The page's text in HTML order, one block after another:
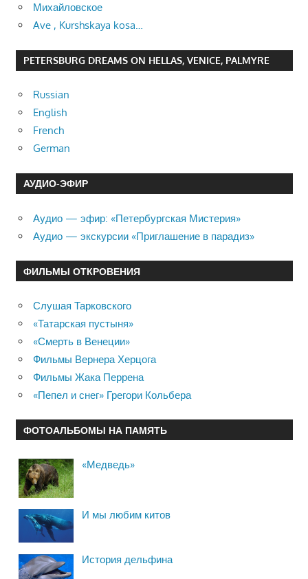
Михайловское
Ave , Kurshskaya kosa…
PETERSBURG DREAMS ON HELLAS, VENICE, PALMYRE
Russian
English
French
German
АУДИО-ЭФИР
Аудио — эфир: «Петербургская Мистерия»
Аудио — экскурсии «Приглашение в парадиз»
ФИЛЬМЫ ОТКРОВЕНИЯ
Слушая Тарковского
«Татарская пустыня»
«Смерть в Венеции»
Фильмы Вернера Херцога
Фильмы Жака Перрена
«Пепел и снег» Грегори Кольбера
ФОТОАЛЬБОМЫ НА ПАМЯТЬ
«Медведь»
И мы любим китов
История дельфина